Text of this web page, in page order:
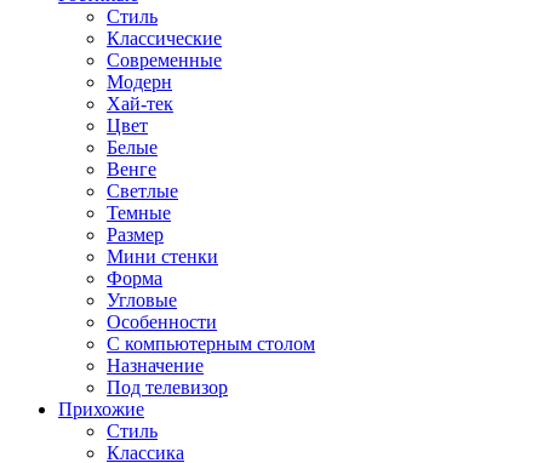
Стиль
Классические
Современные
Модерн
Хай-тек
Цвет
Белые
Венге
Светлые
Темные
Размер
Мини стенки
Форма
Угловые
Особенности
С компьютерным столом
Назначение
Под телевизор
Прихожие
Стиль
Классика